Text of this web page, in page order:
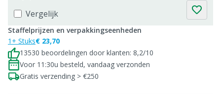
Vergelijk
Staffelprijzen en verpakkingseenheden
1+ Stuks€ 23,70
13530 beoordelingen door klanten: 8,2/10
Voor 11:30u besteld, vandaag verzonden
Gratis verzending > €250